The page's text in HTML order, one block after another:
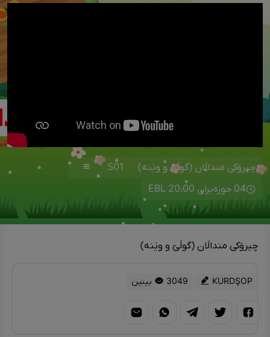
چیرۆکی منداڵان (گوڵێ و وێنە)
S01
04 حوزەیران 20:00 EBL
چیرۆکی منداڵان (گوڵێ و وێنە)
KURDŞOP 3049 بینین